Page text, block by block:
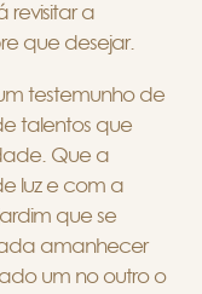
revisitar a
que desejar.
testemunho de
talentos que
Que a
luz e com a
que se
amanhecer
um no outro o